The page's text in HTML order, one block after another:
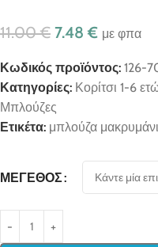
11.00€ 7.48€ με φπα
Κωδικός προϊόντος: 126-
Κατηγορίες: Κορίτσι 1-6
Μπλούζες
Ετικέτα: μπλούζα
ΜΈΓΕΘΟΣ